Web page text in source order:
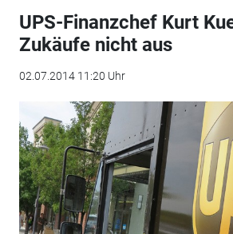
UPS-Finanzchef Kurt
Zukäufe nicht aus
02.07.2014 11:20 Uhr